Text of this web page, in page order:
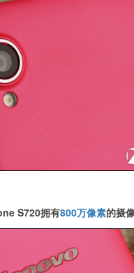
S720拥有800万像素的摄